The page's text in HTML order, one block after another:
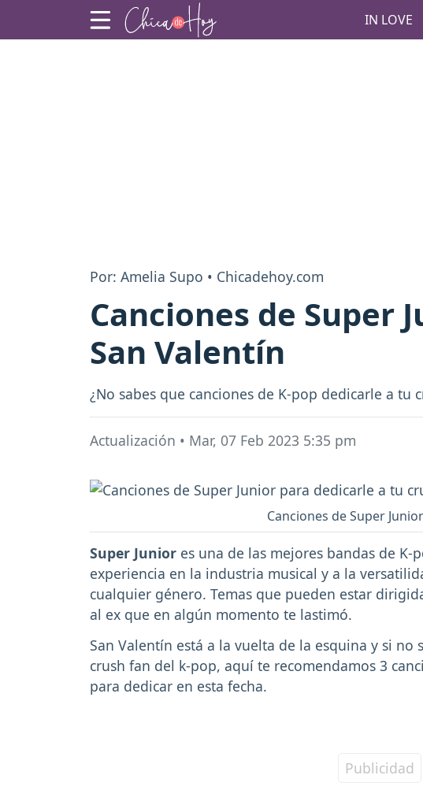
IN LOVE
Por: Amelia Supo • Chicadehoy.com
Canciones de Super
San Valentín
¿No sabes que canciones de K-pop dedicarle a tu
Actualización • Mar, 07 Feb 2023 5:35 pm
Canciones de Super
Super Junior es una de las mejores bandas de K-
experiencia en la industria musical y a la
cualquier género. Temas que pueden estar
al ex que en algún momento te lastimó.
San Valentín está a la vuelta de la esquina y si no
crush fan del k-pop, aquí te recomendamos 3
para dedicar en esta fecha.